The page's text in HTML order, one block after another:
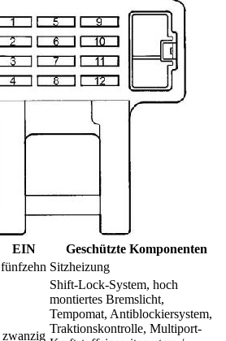
EIN
Geschützte Komponenten
fünfzehn Sitzheizung
zwanzig
Shift-Lock-System, hoch
montiertes Bremslicht,
Tempomat, Antiblockiersystem,
Traktionskontrolle, Multiport-